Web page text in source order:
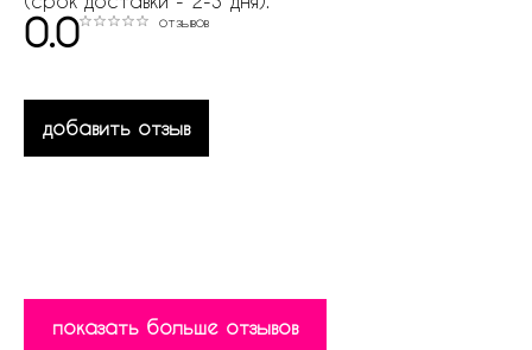
0.0 отзывов
добавить отзыв
показать больше отзывов